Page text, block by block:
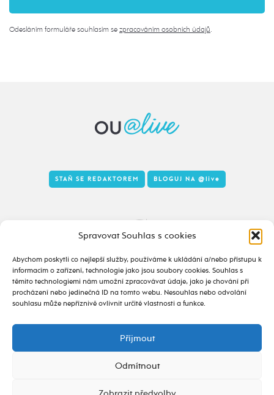
Spravovat Souhlas s cookies
Abychom poskytli co nejlepší služby, používáme k ukládání a/nebo přístupu k
informacím o zařízení, technologie jako jsou soubory cookies. Souhlas s
těmito technologiemi nám umožní zpracovávat údaje, jako je chování při
procházení nebo jedinečná ID na tomto webu. Nesouhlas nebo odvolání
souhlasu může nepříznivě ovlivnit určité vlastnosti a funkce.
Příjmout
Odmítnout
Odesláním formuláře souhlasím se zpracováním osobních údajů.
Tady to taky žije
alive.osu.cz- ISSN 2695-0022
design od
STAŇ SE REDAKTOREM BLOGUJ NA @live